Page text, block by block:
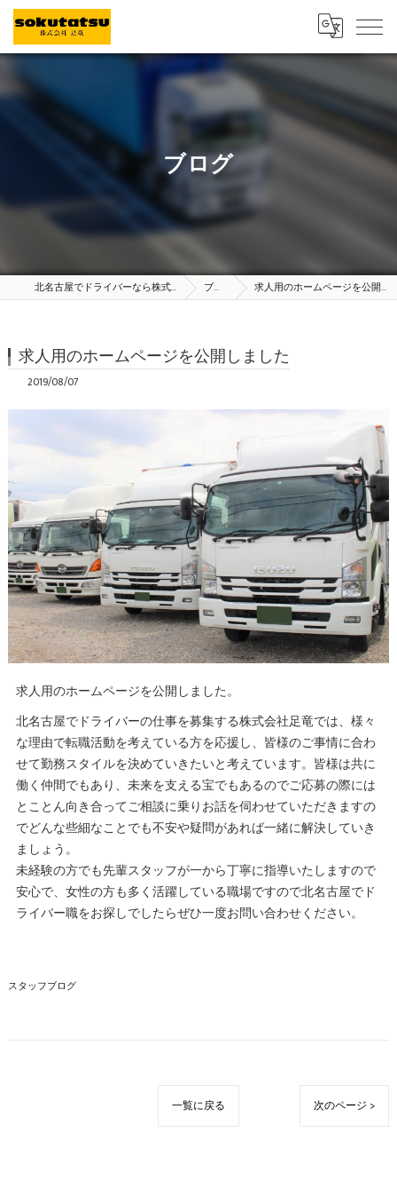
ブログ
北名古屋でドライバーなら株式会社足竜 ブログ 求人用のホームページを公開しました
求人用のホームページを公開しました
2019/08/07
求人用のホームページを公開しました。
北名古屋でドライバーの仕事を募集する株式会社足竜では、様々
な理由で転職活動を考えている方を応援し、皆様のご事情に合わ
せて勤務スタイルを決めていきたいと考えています。皆様は共に
働く仲間でもあり、未来を支える宝でもあるのでご応募の際には
とことん向き合ってご相談に乗りお話を伺わせていただきますの
でどんな些細なことでも不安や疑問があれば一緒に解決していき
ましょう。
未経験の方でも先輩スタッフが一から丁寧に指導いたしますので
安心で、女性の方も多く活躍している職場ですので北名古屋でド
ライバー職をお探しでしたらぜひ一度お問い合わせください。
スタッフブログ
一覧に戻る 次のページ >